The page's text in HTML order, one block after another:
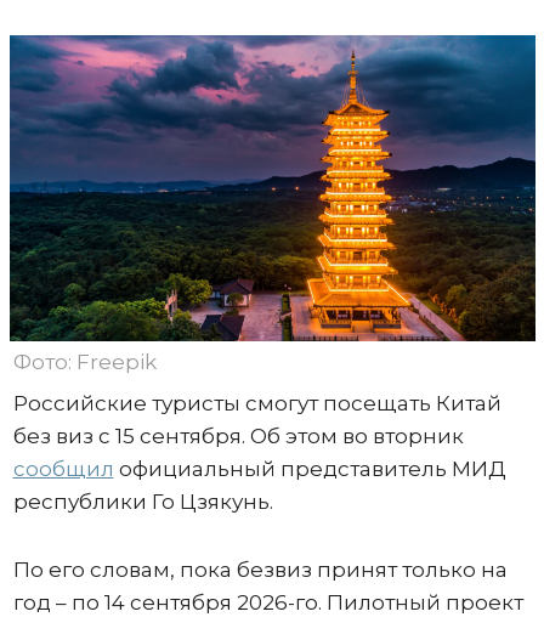
Фото: Freepik
Российские туристы смогут посещать Китай
без виз с 15 сентября. Об этом во вторник
сообщил официальный представитель МИД
республики Го Цзякунь.
По его словам, пока безвиз принят только на
год – по 14 сентября 2026-го. Пилотный проект